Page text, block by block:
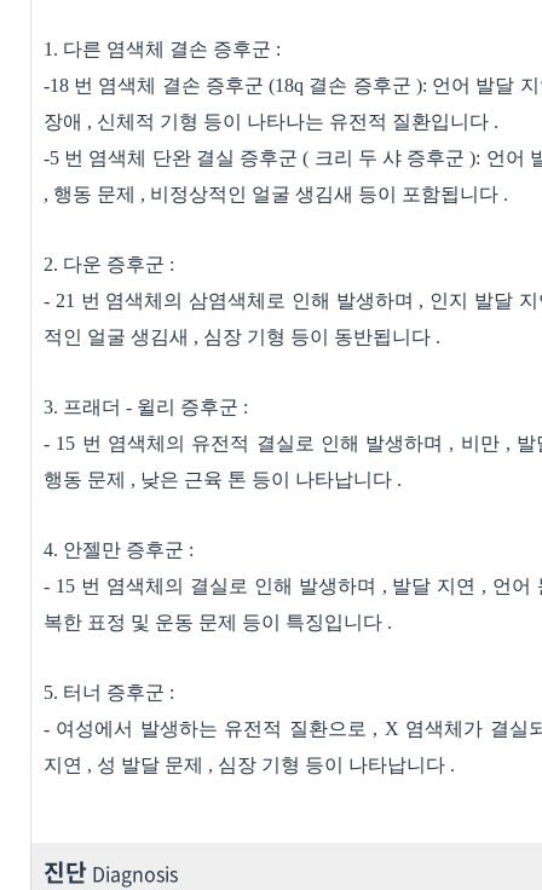
1. 다른 염색체 결손 증후군 :
-18 번 염색체 결손 증후군 (18q 결손 증후군 ): 언어 발달
장애 , 신체적 기형 등이 나타나는 유전적 질환입니다 .
-5 번 염색체 단완 결실 증후군 ( 크리 두 샤 증후군 ): 언어
, 행동 문제 , 비정상적인 얼굴 생김새 등이 포함됩니다 .
2. 다운 증후군 :
- 21 번 염색체의 삼염색체로 인해 발생하며 , 인지 발달 지
적인 얼굴 생김새 , 심장 기형 등이 동반됩니다 .
3. 프래더 - 윌리 증후군 :
- 15 번 염색체의 유전적 결실로 인해 발생하며 , 비만 , 발
행동 문제 , 낮은 근육 톤 등이 나타납니다 .
4. 안젤만 증후군 :
- 15 번 염색체의 결실로 인해 발생하며 , 발달 지연 , 언어
복한 표정 및 운동 문제 등이 특징입니다 .
5. 터너 증후군 :
- 여성에서 발생하는 유전적 질환으로 , X 염색체가 결실
지연 , 성 발달 문제 , 심장 기형 등이 나타납니다 .
진단 Diagnosis